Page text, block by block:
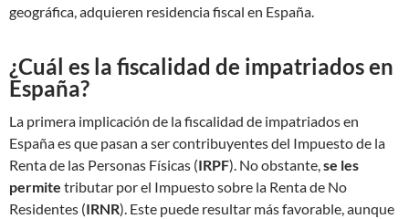
geográfica, adquieren residencia fiscal en España.
¿Cuál es la fiscalidad de impatriados en
España?
La primera implicación de la fiscalidad de impatriados en
España es que pasan a ser contribuyentes del Impuesto de la
Renta de las Personas Físicas (IRPF). No obstante,se les
permite tributar por el Impuesto sobre la Renta de No
Residentes (IRNR). Este puede resultar más favorable, aunque